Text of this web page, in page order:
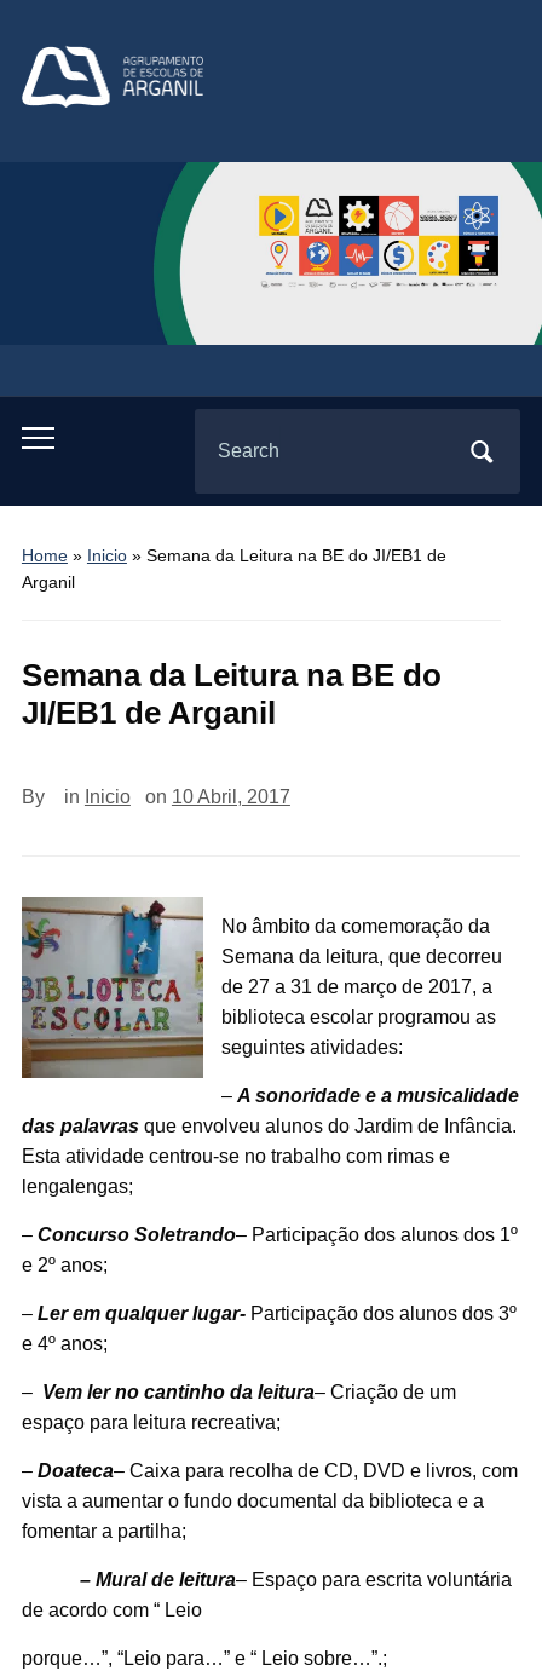
Toggle
menu
for:
Home» Inicio» Semana da Leitura na BE do JI/EB1 de
Arganil
Semana da Leitura na BE do
JI/EB1 de Arganil
By in Inicio on 10 Abril, 2017
No âmbito da comemoração da
Semana da leitura, que decorreu
de 27 a 31 de março de 2017, a
biblioteca escolar programou as
seguintes atividades:
– A sonoridade e a musicalidade
das palavrasque envolveu alunos do Jardim de Infância.
Esta atividade centrou-se no trabalho com rimas e
lengalengas;
– Concurso Soletrando– Participação dos alunos dos 1º
e 2º anos;
– Ler em qualquer lugar- Participação dos alunos dos 3º
e 4º anos;
– Vem ler no cantinho da leitura– Criação de um
espaço para leitura recreativa;
– Doateca– Caixa para recolha de CD, DVD e livros, com
vista a aumentar o fundo documental da biblioteca e a
fomentar a partilha;
– Mural de leitura– Espaço para escrita voluntária
de acordo com “ Leio
porque…”, “Leio para…” e “ Leio sobre…”.;